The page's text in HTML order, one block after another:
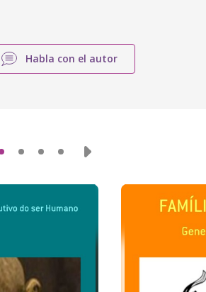
Habla con el autor